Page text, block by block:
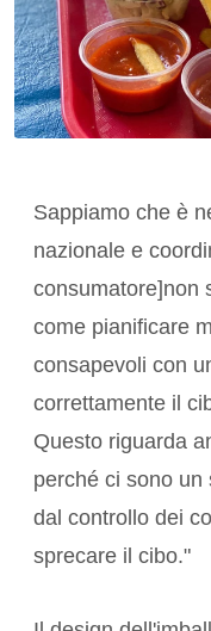
Sappiamo che è
nazionale e
consumatore]non
come pianificare
consapevoli con
correttamente il
Questo riguarda
perché ci sono un
dal controllo dei
sprecare il cibo."